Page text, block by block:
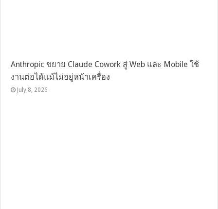
Anthropic ขยาย Claude Cowork สู่ Web และ Mobile ใช้
งานต่อได้แม้ไม่อยู่หน้าเครื่อง
July 8, 2026